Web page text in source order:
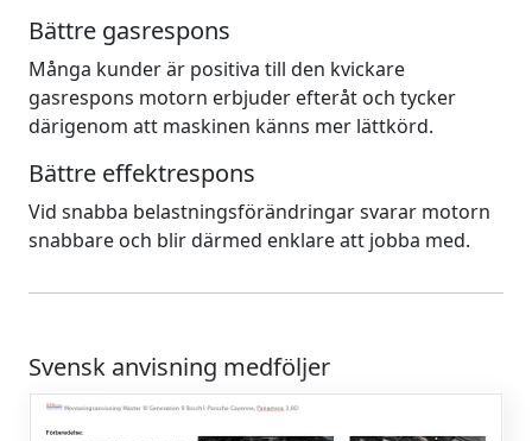
Bättre gasrespons
Många kunder är positiva till den kvickare
gasrespons motorn erbjuder efteråt och tycker
därigenom att maskinen känns mer lättkörd.
Bättre effektrespons
Vid snabba belastningsförändringar svarar motorn
snabbare och blir därmed enklare att jobba med.
Svensk anvisning medföljer